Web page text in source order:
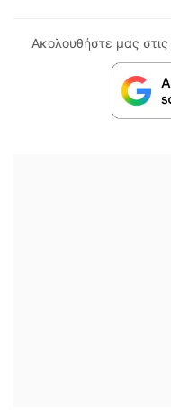
Ακολουθήστε μας